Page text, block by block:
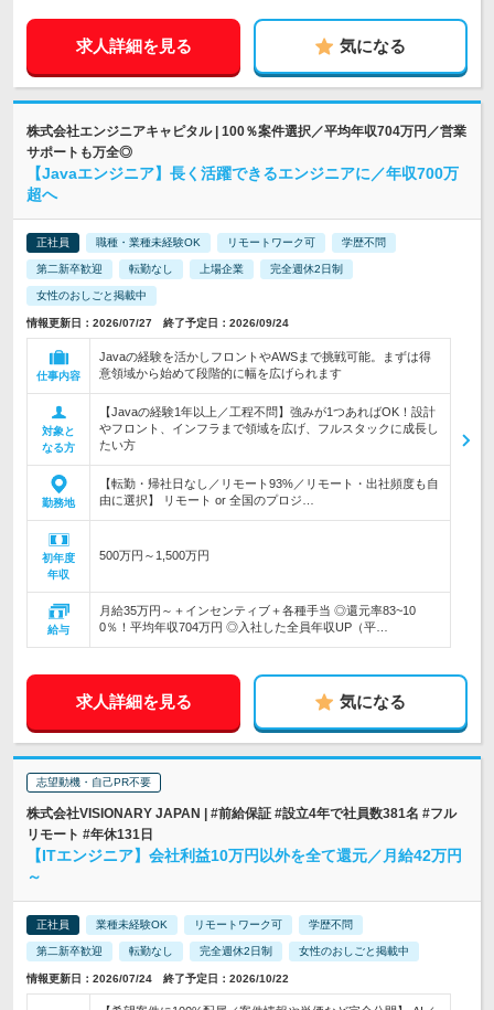
求人詳細を見る 気になる
株式会社エンジニアキャピタル | 100％案件選択／平均年収704万円／営業
サポートも万全◎
【Javaエンジニア】長く活躍できるエンジニアに／年収700万
超へ
正社員 職種・業種未経験OK リモートワーク可 学歴不問
第二新卒歓迎 転勤なし 上場企業 完全週休2日制
女性のおしごと掲載中
情報更新日：2026/07/27 終了予定日：2026/09/24
仕事内容
Javaの経験を活かしフロントやAWSまで挑戦可能。まずは得
意領域から始めて段階的に幅を広げられます
対象と
なる方
【Javaの経験1年以上／工程不問】強みが1つあればOK！設計
やフロント、インフラまで領域を広げ、フルスタックに成長し
たい方
勤務地
【転勤・帰社日なし／リモート93%／リモート・出社頻度も自
由に選択】 リモート or 全国のプロジ…
初年度
年収
500万円～1,500万円
給与
月給35万円～＋インセンティブ＋各種手当 ◎還元率83~10
0％！平均年収704万円 ◎入社した全員年収UP（平…
求人詳細を見る 気になる
志望動機・自己PR不要
株式会社VISIONARY JAPAN | #前給保証 #設立4年で社員数381名 #フル
リモート #年休131日
【ITエンジニア】会社利益10万円以外を全て還元／月給42万円
～
正社員 業種未経験OK リモートワーク可 学歴不問
第二新卒歓迎 転勤なし 完全週休2日制 女性のおしごと掲載中
情報更新日：2026/07/24 終了予定日：2026/10/22